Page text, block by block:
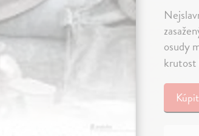
osudy